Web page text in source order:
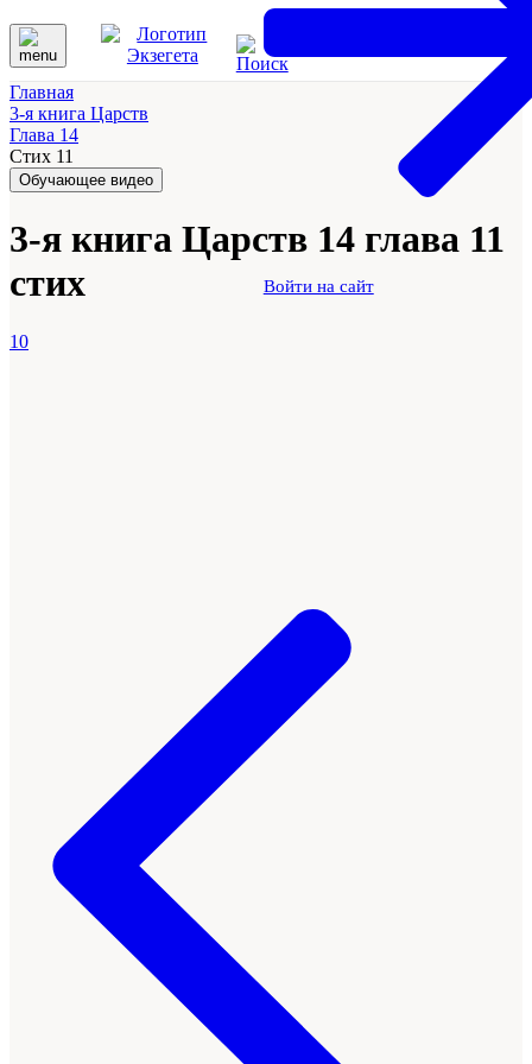
Войти на сайт
Главная
3-я книга Царств
Глава 14
Стих 11
Обучающее видео
3-я книга Царств 14 глава 11
стих
10